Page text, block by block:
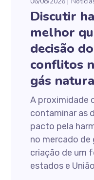
Discutir
melhor
decisão
conflitos
gás
A proximidade
contaminar as
pacto pela
no mercado de
criação de um
estados e